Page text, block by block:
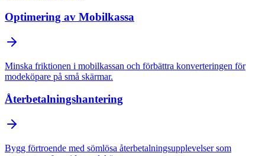
Optimering av Mobilkassa
Minska friktionen i mobilkassan och förbättra konverteringen för
modeköpare på små skärmar.
Återbetalningshantering
Bygg förtroende med sömlösa återbetalningsupplevelser som